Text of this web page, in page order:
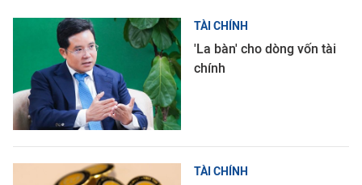
TÀI CHÍNH
'La bàn' cho dòng vốn tài
chính
TÀI CHÍNH